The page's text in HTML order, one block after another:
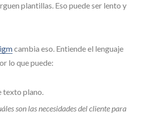
plantillas. Eso puede ser lento y
cambia eso. Entiende el lenguaje
lo que puede:
texto plano.
son las necesidades del cliente para